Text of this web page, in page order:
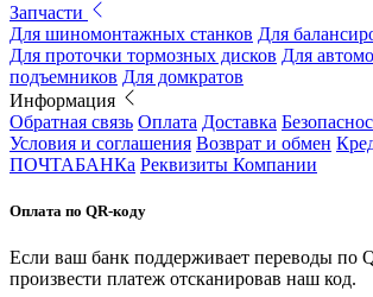
Запчасти
Для шиномонтажных станков Для
Для проточки тормозных дисков Для
подъемников Для домкратов
Информация
Обратная связь Оплата Доставка
Условия и соглашения Возврат и обмен
ПОЧТАБАНКа Реквизиты Компании
Оплата по QR-коду
Если ваш банк поддерживает переводы по
произвести платеж отсканировав наш код.